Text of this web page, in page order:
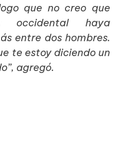
que no creo que
occidental haya
entre dos hombres.
te estoy diciendo un
, agregó.